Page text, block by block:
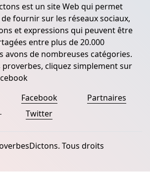
est un site Web qui permet
fournir sur les réseaux sociaux,
et expressions qui peuvent être
entre plus de 20.000
avons de nombreuses catégories.
cliquez simplement sur
Facebook
Twitter
Partnaires
Tous droits